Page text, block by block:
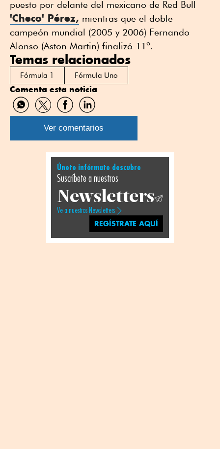
puesto por delante del mexicano de Red Bull
'Checo' Pérez, mientras que el doble
campeón mundial (2005 y 2006) Fernando
Alonso (Aston Martin) finalizó 11º.
Temas relacionados
Fórmula 1 Fórmula Uno
Comenta esta noticia
Compartir
por
WhatsApp
Compartir
por
Twitter
Compartir
por
Facebook
Compartir
por
Linkedin
Ver comentarios
Únete infórmate descubre
Suscríbete a nuestros
Newsletters
Ve a nuestros Newsletters
REGÍSTRATE AQUÍ